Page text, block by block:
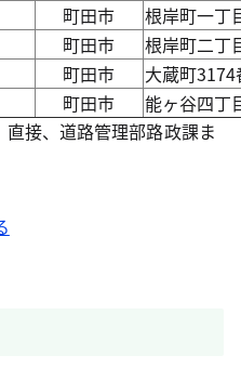
町田市
根岸町一丁
町田市
根岸町二丁
町田市
大蔵町
町田市
能ヶ谷四丁
接、道路管理部路政課ま